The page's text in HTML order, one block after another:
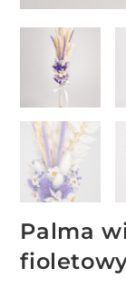
Palma